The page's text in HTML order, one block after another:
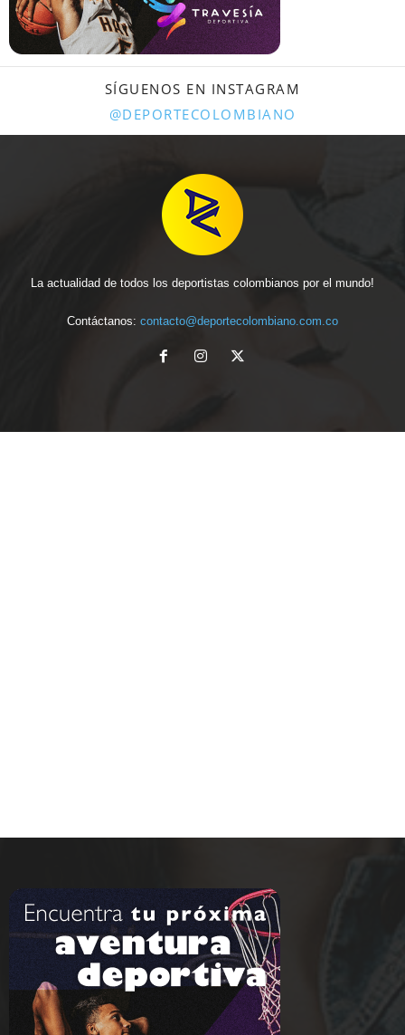
SÍGUENOS EN INSTAGRAM
@DEPORTECOLOMBIANO
La actualidad de todos los deportistas colombianos por el mundo!
Contáctanos: contacto@deportecolombiano.com.co